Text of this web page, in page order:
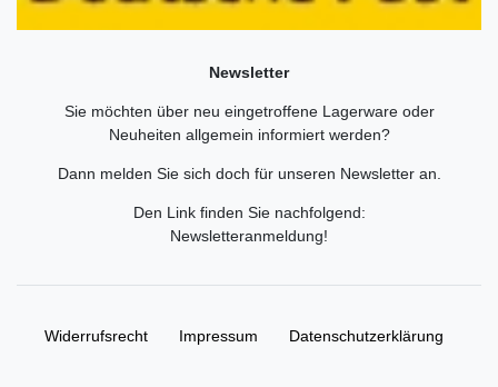
Newsletter
Sie möchten über neu eingetroffene Lagerware oder
Neuheiten allgemein informiert werden?
Dann melden Sie sich doch für unseren Newsletter an.
Den Link finden Sie nachfolgend:
Newsletteranmeldung!
Widerrufs­recht Impressum Daten­schutz­erklärung